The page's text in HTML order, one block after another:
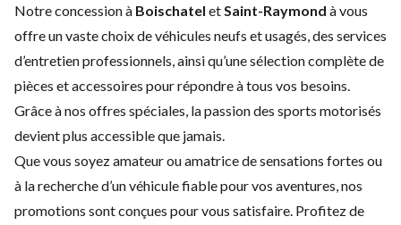
Notre concession à Boischatel etSaint-Raymond à vous
offre un vaste choix devéhicules neufs etusagés, des services
d’entretienprofessionnels, ainsi qu’une sélection complète de
pièces et accessoires pour répondre à tous vos besoins.
Grâce à nos offres spéciales, la passion des sports motorisés
devient plus accessible que jamais.
Que vous soyez amateur ou amatrice de sensations fortes ou
à la recherche d’un véhicule fiable pour vos aventures, nos
promotions sont conçues pour vous satisfaire. Profitez de